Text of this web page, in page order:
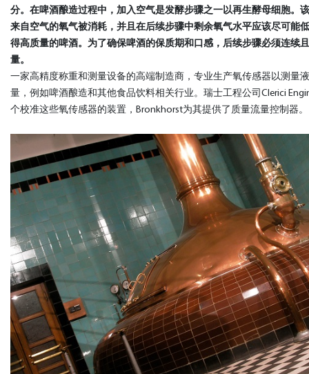
分。在啤酒酿造过程中，加入空气是发酵步骤之一以再生酵母细胞。
来自空气的氧气被消耗，并且在后续步骤中剩余氧气水平应该尽可能
得高质量的啤酒。为了确保啤酒的保质期和口感，后续步骤必须连续
量。
一家高精度称重和测量设备的高端制造商，专业生产氧传感器以测量
量，例如啤酒酿造和其他食品饮料相关行业。瑞士工程公司Clerici
个校准这些氧传感器的装置，Bronkhorst为其提供了质量流量控制器。